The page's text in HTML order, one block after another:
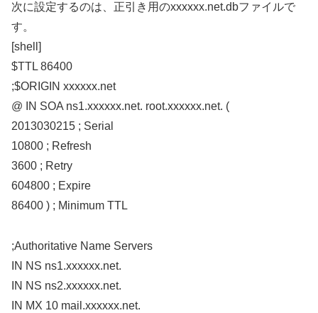
次に設定するのは、正引き用のxxxxxx.net.dbファイルで
す。
[shell]
$TTL 86400
;$ORIGIN xxxxxx.net
@ IN SOA ns1.xxxxxx.net. root.xxxxxx.net. (
2013030215 ; Serial
10800 ; Refresh
3600 ; Retry
604800 ; Expire
86400 ) ; Minimum TTL
;Authoritative Name Servers
IN NS ns1.xxxxxx.net.
IN NS ns2.xxxxxx.net.
IN MX 10 mail.xxxxxx.net.